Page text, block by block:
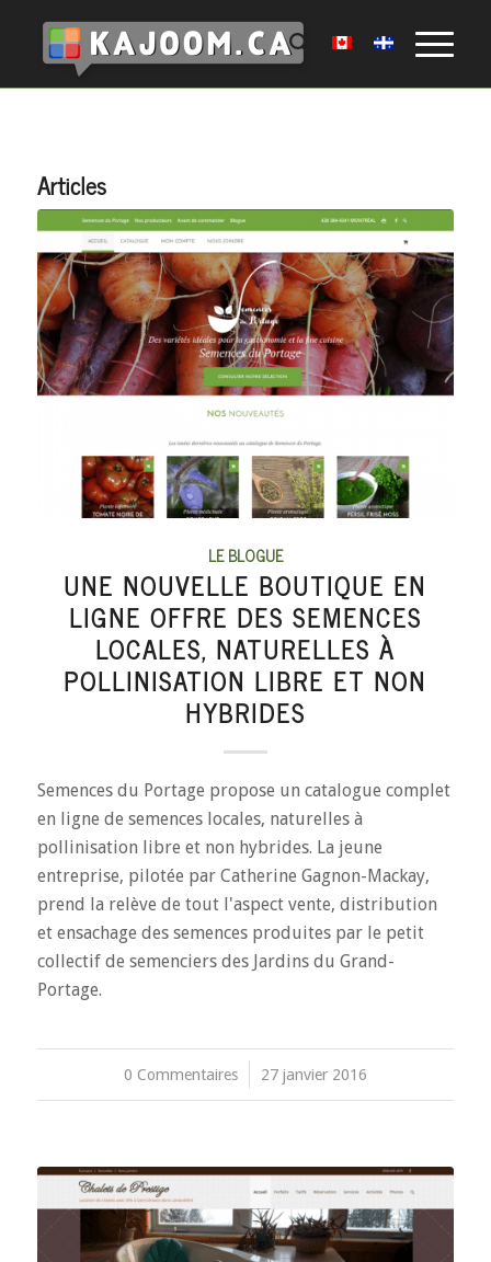
Articles
LE BLOGUE
UNE NOUVELLE BOUTIQUE EN
LIGNE OFFRE DES SEMENCES
LOCALES, NATURELLES À
POLLINISATION LIBRE ET NON
HYBRIDES
Semences du Portage propose un catalogue complet
en ligne de semences locales, naturelles à
pollinisation libre et non hybrides. La jeune
entreprise, pilotée par Catherine Gagnon-Mackay,
prend la relève de tout l'aspect vente, distribution
et ensachage des semences produites par le petit
collectif de semenciers des Jardins du Grand-
Portage.
0 Commentaires
/ 27 janvier 2016